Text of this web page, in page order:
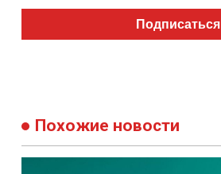
Подписаться
Похожие новости